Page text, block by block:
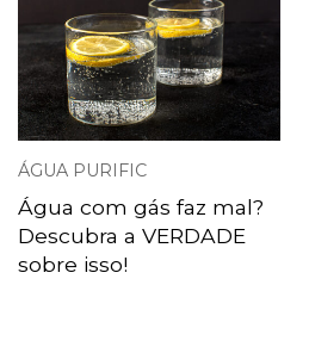
ÁGUA PURIFIC
Água com gás faz mal?
Descubra a VERDADE
sobre isso!